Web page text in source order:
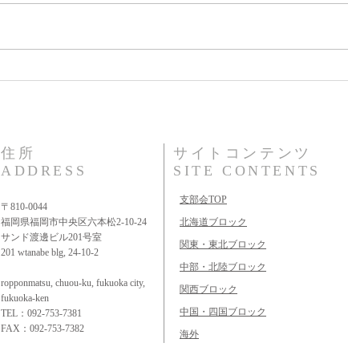
住所
ADDRESS
〒810-0044
福岡県福岡市中央区六本松2-10-24
サンド渡邊ビル201号室
201 wtanabe blg, 24-10-2
ropponmatsu, chuou-ku, fukuoka city,
fukuoka-ken
TEL：092-753-7381
FAX：092-753-7382
サイトコンテンツ
SITE CONTENTS
支部会TOP
北海道ブロック
関東・東北ブロック
中部・北陸ブロック
関西ブロック
中国・四国ブロック
海外